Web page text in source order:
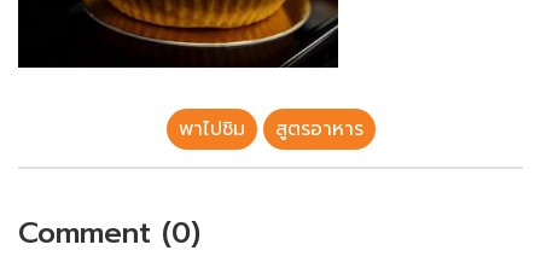
พาไปชิม สูตรอาหาร
Comment (0)